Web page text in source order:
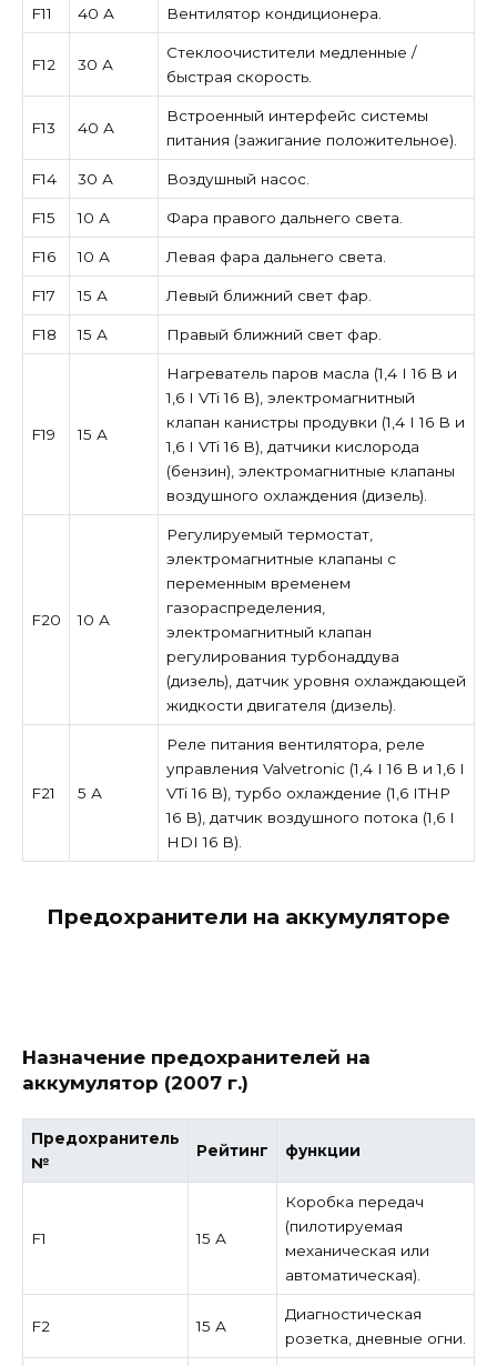
F11 40 А Вентилятор кондиционера.
F12 30 А
Стеклоочистители медленные /
быстрая скорость.
F13 40 А
Встроенный интерфейс системы
питания (зажигание положительное).
F14 30 А Воздушный насос.
F15 10 А Фара правого дальнего света.
F16 10 А Левая фара дальнего света.
F17 15 А Левый ближний свет фар.
F18 15 А Правый ближний свет фар.
F19 15 А
Нагреватель паров масла (1,4 I 16 В и
1,6 I VTi 16 В), электромагнитный
клапан канистры продувки (1,4 I 16 В и
1,6 I VTi 16 В), датчики кислорода
(бензин), электромагнитные клапаны
воздушного охлаждения (дизель).
F20 10 А
Регулируемый термостат,
электромагнитные клапаны с
переменным временем
газораспределения,
электромагнитный клапан
регулирования турбонаддува
(дизель), датчик уровня охлаждающей
жидкости двигателя (дизель).
F21 5 А
Реле питания вентилятора, реле
управления Valvetronic (1,4 I 16 В и 1,6 I
VTi 16 В), турбо охлаждение (1,6 ITHP
16 В), датчик воздушного потока (1,6 I
HDI 16 В).
Предохранители на аккумуляторе
Назначение предохранителей на
аккумулятор (2007 г.)
Предохранитель
№
Рейтинг функции
F1 15 А
Коробка передач
(пилотируемая
механическая или
автоматическая).
F2 15 А
Диагностическая
розетка, дневные огни.